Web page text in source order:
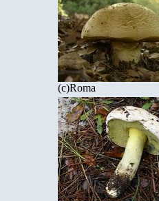
(c)Roma